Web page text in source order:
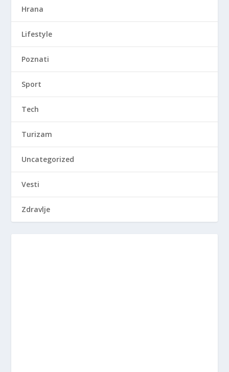
Hrana
Lifestyle
Poznati
Sport
Tech
Turizam
Uncategorized
Vesti
Zdravlje